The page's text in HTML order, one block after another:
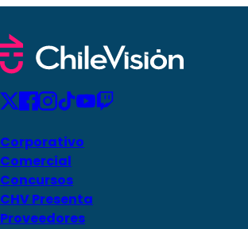
Corporativo
Comercial
Concursos
CHV Presenta
Proveedores